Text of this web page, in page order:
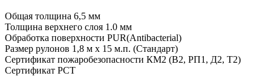
Общая толщина 6,5 мм
Толщина верхнего слоя 1.0 мм
Обработка поверхности PUR(Antibacterial)
Размер рулонов 1,8 м х 15 м.п. (Стандарт)
Сертификат пожаробезопасности КМ2 (В2, РП1, Д2, Т2)
Сертификат РСТ